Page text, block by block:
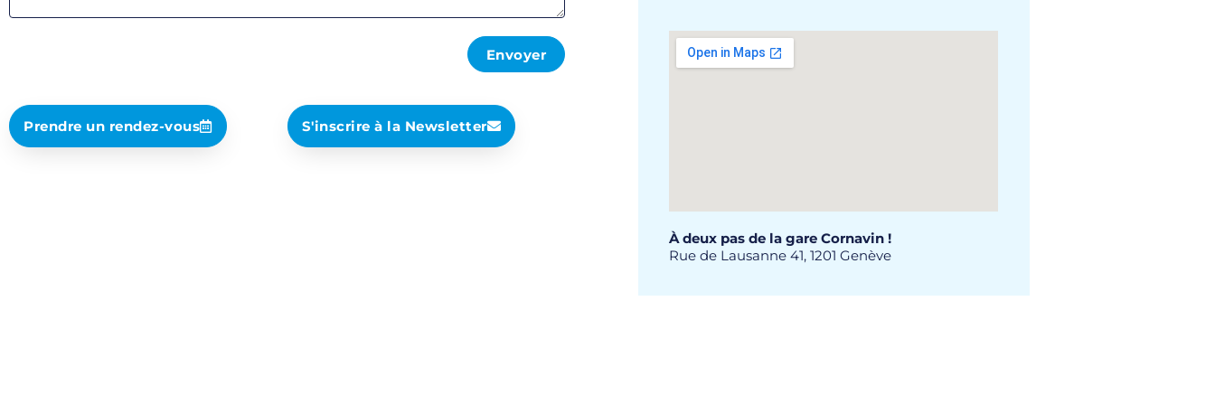
Envoyer
Prendre un rendez-vous S'inscrire à la Newsletter
À deux pas de la gare Cornavin !
Rue de Lausanne 41, 1201 Genève